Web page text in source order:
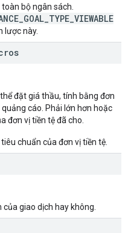
bộ ngân sách.
lược này.
đặt giá thầu, tính bằng đơn
cáo. Phải lớn hơn hoặc
đơn vị tiền tệ đã cho.
chuẩn của đơn vị tiền tệ.
giao dịch hay không.